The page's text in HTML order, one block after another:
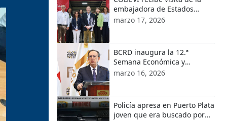
embajadora de Estados
Unidos en República
marzo 17, 2026
BCRD inaugura la 12.ª
Semana Económica y
Financiera 2026
marzo 16, 2026
Policía apresa en Puerto Plata
joven que era buscado por